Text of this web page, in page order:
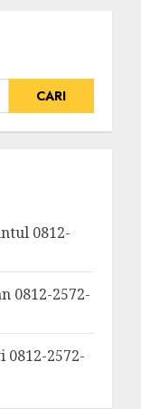
0812-
0812-2572-
0812-2572-